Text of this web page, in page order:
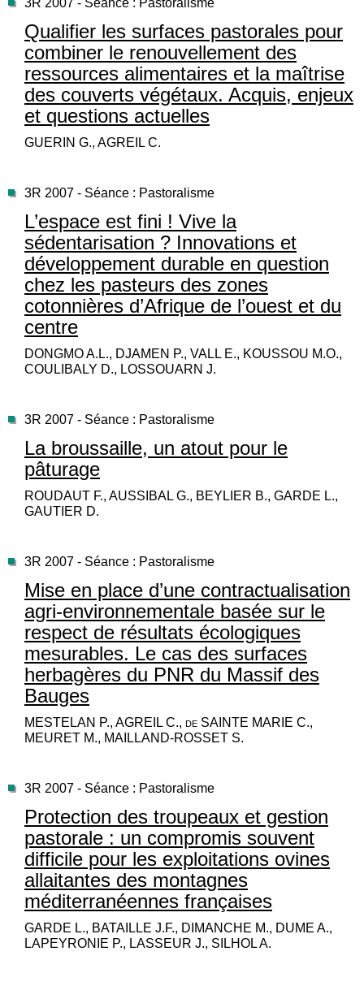
3R 2007 - Séance : Pastoralisme
Qualifier les surfaces pastorales pour
combiner le renouvellement des
ressources alimentaires et la maîtrise
des couverts végétaux. Acquis, enjeux
et questions actuelles
GUERIN G., AGREIL C.
3R 2007 - Séance : Pastoralisme
L’espace est fini ! Vive la
sédentarisation ? Innovations et
développement durable en question
chez les pasteurs des zones
cotonnières d’Afrique de l’ouest et du
centre
DONGMO A.L., DJAMEN P., VALL E., KOUSSOU M.O.,
COULIBALY D., LOSSOUARN J.
3R 2007 - Séance : Pastoralisme
La broussaille, un atout pour le
pâturage
ROUDAUT F., AUSSIBAL G., BEYLIER B., GARDE L.,
GAUTIER D.
3R 2007 - Séance : Pastoralisme
Mise en place d’une contractualisation
agri-environnementale basée sur le
respect de résultats écologiques
mesurables. Le cas des surfaces
herbagères du PNR du Massif des
Bauges
MESTELAN P., AGREIL C., de SAINTE MARIE C.,
MEURET M., MAILLAND-ROSSET S.
3R 2007 - Séance : Pastoralisme
Protection des troupeaux et gestion
pastorale : un compromis souvent
difficile pour les exploitations ovines
allaitantes des montagnes
méditerranéennes françaises
GARDE L., BATAILLE J.F., DIMANCHE M., DUME A.,
LAPEYRONIE P., LASSEUR J., SILHOL A.